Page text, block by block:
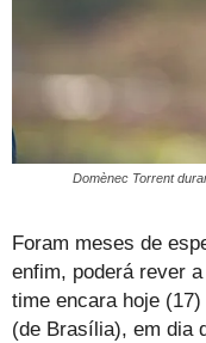
Domènec Torrent
Foram meses de
enfim, poderá rever
time encara hoje
(de Brasília), em dia